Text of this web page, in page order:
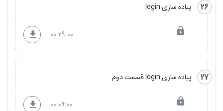
26 پیاده سازی login
00:29:00
27 پیاده سازی login قسمت دوم
00:09:00